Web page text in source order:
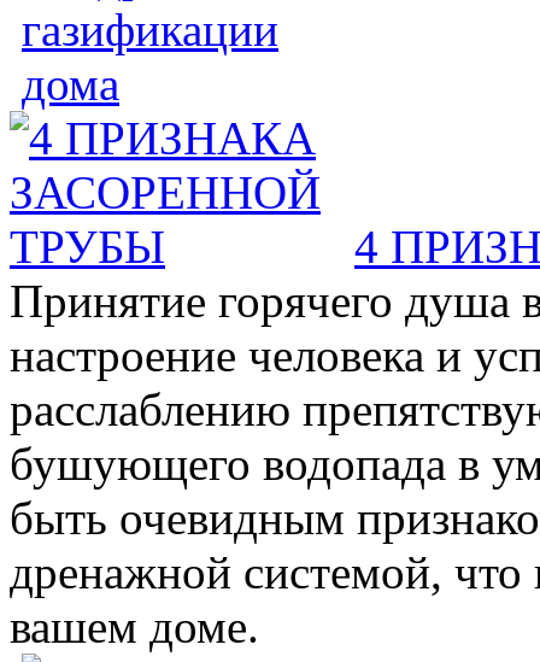
4
Принятие горячего душа
настроение человека и
расслаблению
бушующего водопада в
быть очевидным
дренажной системой, что
вашем доме.